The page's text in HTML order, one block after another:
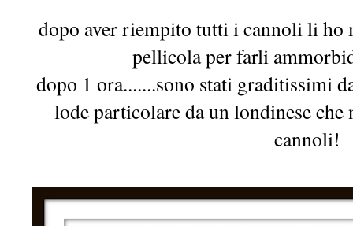
dopo aver riempito tutti i cannoli li ho
pellicola per farli
dopo 1 ora.......sono stati graditissimi
lode particolare da un londinese che
cannoli!